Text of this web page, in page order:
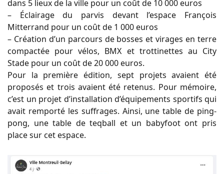
dans 5 lieux de la ville pour un coût de 10 000 euros
– Éclairage du parvis devant l’espace François
Mitterrand pour un coût de 1 000 euros
– Création d’un parcours de bosses et virages en terre
compactée pour vélos, BMX et trottinettes au City
Stade pour un coût de 20 000 euros.
Pour la première édition, sept projets avaient été
proposés et trois avaient été retenus. Pour mémoire,
c’est un projet d’installation d’équipements sportifs qui
avait remporté les suffrages. Ainsi, une table de ping-
pong, une table de teqball et un babyfoot ont pris
place sur cet espace.